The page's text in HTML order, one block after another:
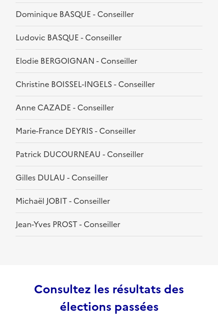
Dominique BASQUE - Conseiller
Ludovic BASQUE - Conseiller
Elodie BERGOIGNAN - Conseiller
Christine BOISSEL-INGELS - Conseiller
Anne CAZADE - Conseiller
Marie-France DEYRIS - Conseiller
Patrick DUCOURNEAU - Conseiller
Gilles DULAU - Conseiller
Michaël JOBIT - Conseiller
Jean-Yves PROST - Conseiller
Consultez les résultats des
élections passées